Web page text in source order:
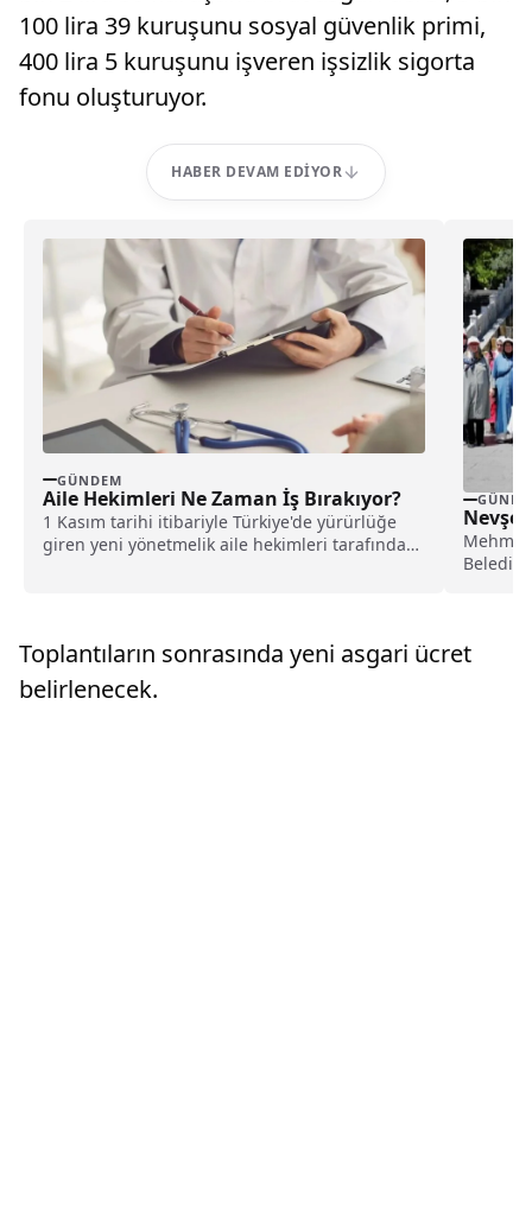
100 lira 39 kuruşunu sosyal güvenlik primi,
400 lira 5 kuruşunu işveren işsizlik sigorta
fonu oluşturuyor.
HABER DEVAM EDIYOR
GÜNDEM
Aile Hekimleri Ne Zaman İş Bırakıyor?
1 Kasım tarihi itibariyle Türkiye'de yürürlüğe
giren yeni yönetmelik aile hekimleri tarafından
Mehmet
Toplantıların sonrasında yeni asgari ücret
belirlenecek.